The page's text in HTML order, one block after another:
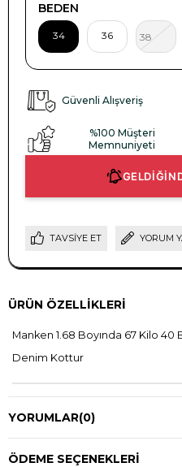
BEDEN
34 36 38
Güvenli Alışveriş
%100 Müşteri
Memnuniyeti
TAVSIYE ET YORUM
ÜRÜN ÖZELLIKLERI
Manken 1.68 Boyında 67 Kilo
Denim Kottur
YORUMLAR(0)
ÖDEME SEÇENEKLERI